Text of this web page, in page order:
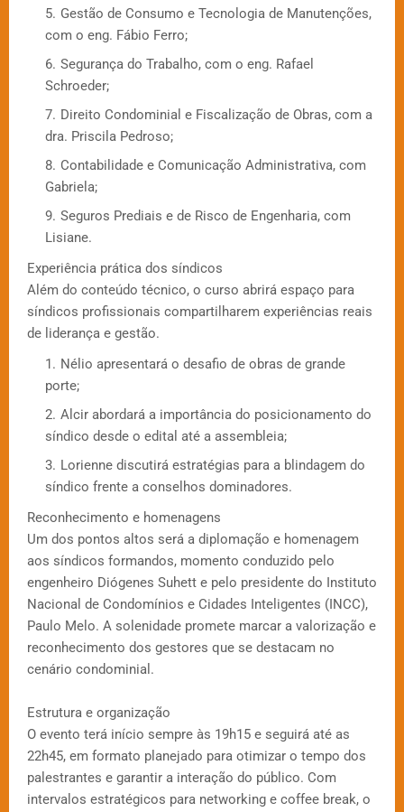
Gestão de Consumo e Tecnologia de Manutenções,
com o eng. Fábio Ferro;
Segurança do Trabalho, com o eng. Rafael
Schroeder;
Direito Condominial e Fiscalização de Obras, com a
dra. Priscila Pedroso;
Contabilidade e Comunicação Administrativa, com
Gabriela;
Seguros Prediais e de Risco de Engenharia, com
Lisiane.
Experiência prática dos síndicos
Além do conteúdo técnico, o curso abrirá espaço para
síndicos profissionais compartilharem experiências reais
de liderança e gestão.
Nélio apresentará o desafio de obras de grande
porte;
Alcir abordará a importância do posicionamento do
síndico desde o edital até a assembleia;
Lorienne discutirá estratégias para a blindagem do
síndico frente a conselhos dominadores.
Reconhecimento e homenagens
Um dos pontos altos será a diplomação e homenagem
aos síndicos formandos, momento conduzido pelo
engenheiro Diógenes Suhett e pelo presidente do Instituto
Nacional de Condomínios e Cidades Inteligentes (INCC),
Paulo Melo. A solenidade promete marcar a valorização e
reconhecimento dos gestores que se destacam no
cenário condominial.
Estrutura e organização
O evento terá início sempre às 19h15 e seguirá até as
22h45, em formato planejado para otimizar o tempo dos
palestrantes e garantir a interação do público. Com
intervalos estratégicos para networking e coffee break, o